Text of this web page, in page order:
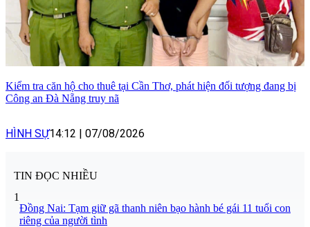
Kiểm tra căn hộ cho thuê tại Cần Thơ, phát hiện đối tượng đang bị
Công an Đà Nẵng truy nã
HÌNH SỰ14:12 07/08/2026
TIN ĐỌC NHIỀU
1
Đồng Nai: Tạm giữ gã thanh niên bạo hành bé gái 11 tuổi con
riêng của người tình